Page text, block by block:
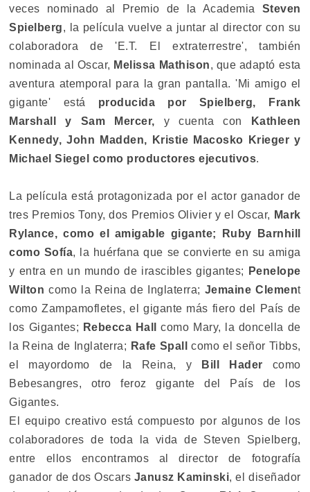
veces nominado al Premio de la Academia Steven
Spielberg, la película vuelve a juntar al director con su
colaboradora de 'E.T. El extraterrestre', también
nominada al Oscar, Melissa Mathison, que adaptó esta
aventura atemporal para la gran pantalla. 'Mi amigo el
gigante' está producida por Spielberg, Frank
Marshall y Sam Mercer, y cuenta con
Kathleen
Kennedy, John Madden, Kristie Macosko Krieger y
Michael Siegel como productores ejecutivos.
La película está protagonizada por el actor ganador de
tres Premios Tony, dos Premios Olivier y el Oscar, Mark
Rylance, como el amigable gigante; Ruby Barnhill
como Sofía, la huérfana que se convierte en su amiga
y entra en un mundo de irascibles gigantes;
Penelope
Wiltoncomo la Reina de Inglaterra; Jemaine Clement
como Zampamofletes, el gigante más fiero del País de
los Gigantes; Rebecca Hall
como Mary, la doncella de
la Reina de Inglaterra; Rafe Spallcomo el señor Tibbs,
el mayordomo de la Reina, y
Bill Hader como
Bebesangres, otro feroz gigante del País de los
Gigantes.
El equipo creativo está compuesto por algunos de los
colaboradores de toda la vida de Steven Spielberg,
entre ellos encontramos al director de fotografía
ganador de dos Oscars Janusz Kaminski, el diseñador